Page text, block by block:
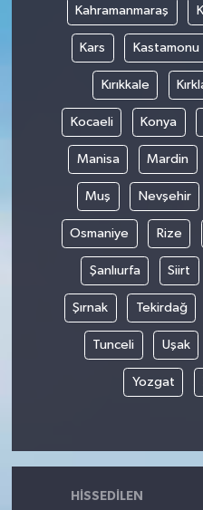
Kahramanmaraş
Kars Kastamonu
Kırıkkale
Kocaeli Konya
Manisa Mardin
Muş Nevşehir
Osmaniye Rize
Şanlıurfa Siirt
Şırnak Tekirdağ
Tunceli Uşak
Yozgat
HISSEDILEN